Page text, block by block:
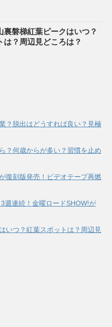
裏磐梯紅葉ピークはいつ？
は？周辺見どころは？
？脱出はどうすれば良い？見極
？何歳からが多い？習慣を止め
復刻版発売！ビデオテープ再燃
週連続！金曜ロードSHOW!が
いつ？紅葉スポットは？周辺見